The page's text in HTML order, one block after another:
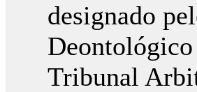
designado
Tribunal